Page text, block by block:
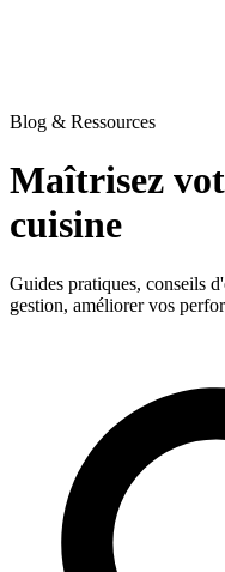
Blog & Ressources
Maîtrisez
cuisine
Guides pratiques, conseils
gestion, améliorer vos